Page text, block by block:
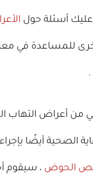
أسئلة حول
للمساعدة في
.
من أعراض التهاب
الصحية أيضًا
الحوض ، سيقوم